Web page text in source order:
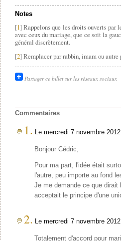
Notes
[1] Rappelons que les droits ouverts par
avec ceux du mariage, que ce soit la
général discrètement.
[2] Remplacer par rabbin, imam ou
Partager ce billet sur les réseaux sociaux
Commentaires
1. Le mercredi 7 novembre
Bonjour Cédric,
Pour ma part, l'idée était
l'autre, peu importe au fond
Je me demande ce que dirait
acceptait le principe d'une
2. Le mercredi 7 novembre
Totalement d'accord pour